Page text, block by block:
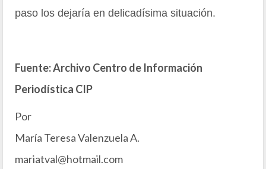
paso los dejaría en delicadísima situación.
Fuente: Archivo Centro de Información
Periodística CIP
Por
María Teresa Valenzuela A.
mariatval@hotmail.com